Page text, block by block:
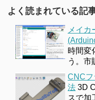
よく読まれている記
メイ
時間変
う。
CNCフ
法 3D
スで加